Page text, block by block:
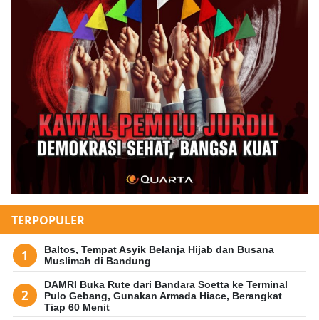
TERPOPULER
Baltos, Tempat Asyik Belanja Hijab dan Busana
Muslimah di Bandung
DAMRI Buka Rute dari Bandara Soetta ke Terminal
Pulo Gebang, Gunakan Armada Hiace, Berangkat
Tiap 60 Menit